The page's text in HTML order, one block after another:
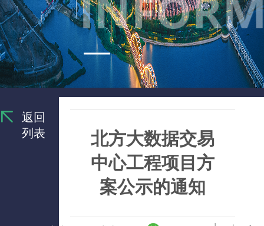
返回
列表
北方大数据交易
中心工程项目方
案公示的通知